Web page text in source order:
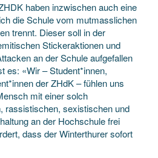
haben inzwischen auch eine
die Schule vom mutmasslichen
trennt. Dieser soll in der
Stickeraktionen und
an der Schule aufgefallen
es: «Wir – Student*innen,
der ZHdK – fühlen uns
mit einer solch
rassistischen, sexistischen und
an der Hochschule frei
dass der Winterthurer sofort